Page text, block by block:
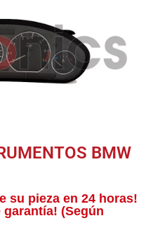
BMW
su pieza en 24 horas!
garantía! (Según